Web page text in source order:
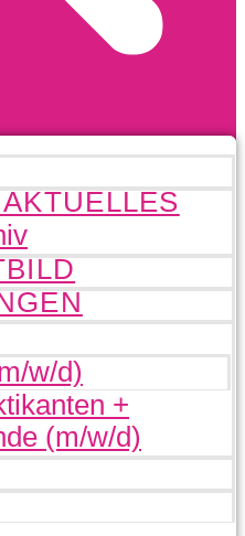
w/d)
+
(m/w/d)